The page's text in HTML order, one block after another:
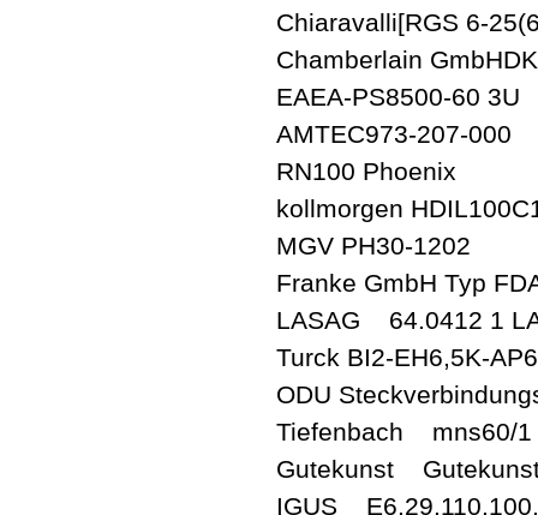
Chiaravalli[RGS 6-
Chamberlain
EAEA-PS8500-60 3U
AMTEC973-207-000
RN100 Phoenix
kollmorgen
MGV PH30-1202
Franke GmbH Typ
LASAG 64.0412 1
Turck BI2-EH6,5K-
ODU
Tiefenbach mns60/1
Gutekunst
IGUS